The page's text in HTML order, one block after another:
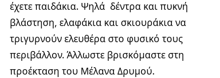
έχετε παιδάκια. Ψηλά δέντρα και πυκνή
βλάστηση, ελαφάκια και σκιουράκια να
τριγυρνούν ελευθέρα στο φυσικό τους
περιβάλλον. Άλλωστε βρισκόμαστε στη
προέκταση του Μέλανα Δρυμού.